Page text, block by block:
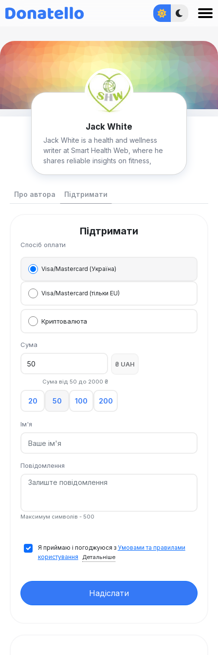
Jack White
Jack White is a health and wellness
writer at Smart Health Web, where he
shares reliable insights on fitness,
Про автора Підтримати
Підтримати
Спосіб оплати
Visa/Mastercard (Україна)
Visa/Mastercard (тільки EU)
Криптовалюта
Сума
Сума від 50 до 2000 ₴
₴ UAH
20 50 100 200
Ім'я
Повідомлення
Максимум символів - 500
Я приймаю і погоджуюся з Умовами та правилами
користування
Детальніше
Надіслати